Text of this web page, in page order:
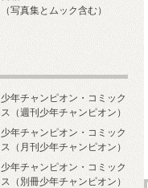
（写真集とムック含む）
少年チャンピオン・コミック
ス（週刊少年チャンピオン）
少年チャンピオン・コミック
ス（月刊少年チャンピオン）
少年チャンピオン・コミック
ス（別冊少年チャンピオン）